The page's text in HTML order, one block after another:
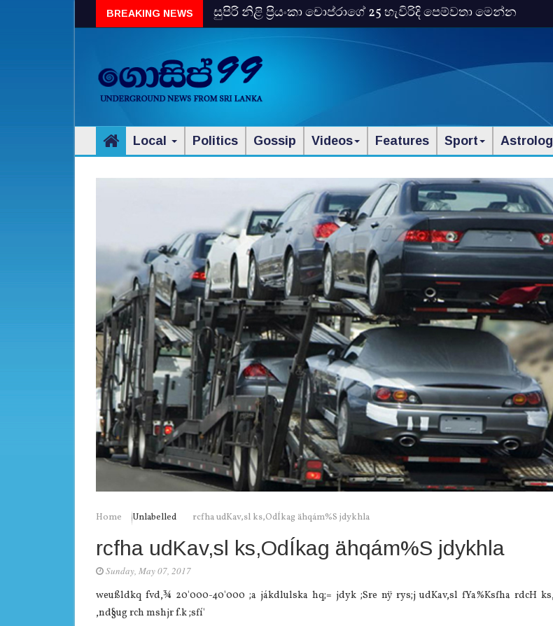
BREAKING NEWS
සුපිරි නිළි ප්‍රියංකා චොප්රාගේ 25 හැවිරිදි පෙම්වතා මෙන්න
Local Politics Gossip Videos Features Sport
Home Unlabelled rcfha udKav,sl ks,OdÍkag ähqám%S jdykhla
rcfha udKav,sl ks,OdÍkag ähqám%S jdykhla
Sunday, May 07, 2017
weußldkq fvd,¾ 20'000-40'000 ;a jákdlulska hq;= jdyk ;Sre nÿ rys;j udKav,sl fYa%Ksfha rdcH
,nd§ug rch mshjr f.k ;sfí'